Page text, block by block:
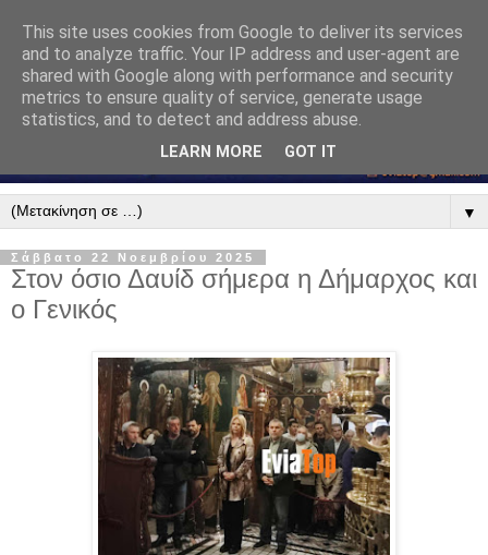
▼
Σάββατο 22 Νοεμβρίου 2025
Στον όσιο Δαυίδ σήμερα η Δήμαρχος και
ο Γενικός
This site uses cookies from Google to deliver its services
and to analyze traffic. Your IP address and user-agent are
shared with Google along with performance and security
metrics to ensure quality of service, generate usage
statistics, and to detect and address abuse.
LEARN MORE GOT IT